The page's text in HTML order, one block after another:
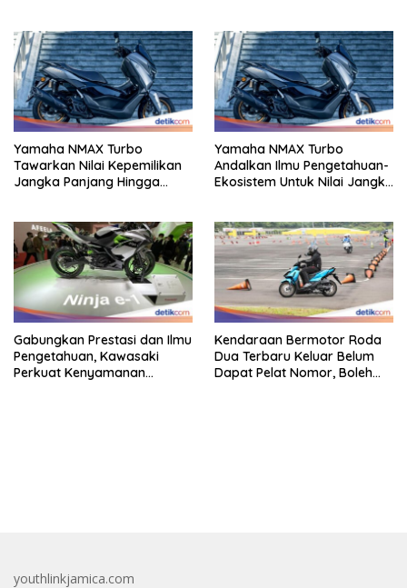
Yamaha NMAX Turbo
Tawarkan Nilai Kepemilikan
Jangka Panjang Hingga
Yamaha NMAX Turbo
Andalkan Ilmu Pengetahuan-
Ekosistem Untuk Nilai Jangka
Gabungkan Prestasi dan Ilmu
Pengetahuan, Kawasaki
Perkuat Kenyamanan
Kendaraan Bermotor Roda
Dua Terbaru Keluar Belum
Dapat Pelat Nomor, Boleh
youthlinkjamica.com